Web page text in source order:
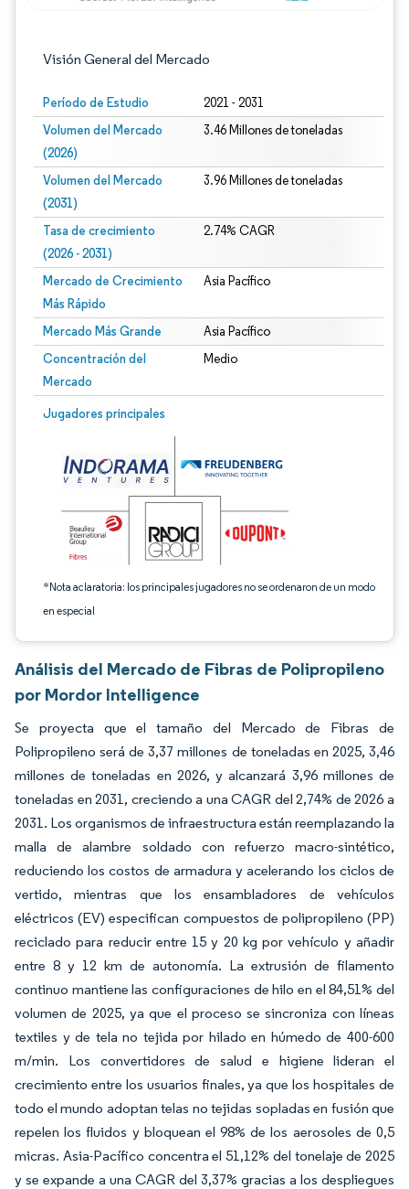
Visión General del Mercado
Período de Estudio 2021 - 2031
Volumen del Mercado
(2026)
3.46 Millones de toneladas
Volumen del Mercado
(2031)
3.96 Millones de toneladas
Tasa de crecimiento
(2026 - 2031)
2.74% CAGR
Mercado de Crecimiento
Más Rápido
Asia Pacífico
Mercado Más Grande Asia Pacífico
Concentración del
Mercado
Medio
Jugadores principales
*Nota aclaratoria: los principales jugadores no se ordenaron de un modo
en especial
Imagen © Mordor Intelligence. El uso requiere atribución según CC BY 4.0.
Análisis del Mercado de Fibras de Polipropileno
por Mordor Intelligence
Se proyecta que el tamaño del Mercado de Fibras de
Polipropileno será de 3,37 millones de toneladas en 2025, 3,46
millones de toneladas en 2026, y alcanzará 3,96 millones de
toneladas en 2031, creciendo a una CAGR del 2,74% de 2026 a
2031. Los organismos de infraestructura están reemplazando la
malla de alambre soldado con refuerzo macro-sintético,
reduciendo los costos de armadura y acelerando los ciclos de
vertido, mientras que los ensambladores de vehículos
eléctricos (EV) especifican compuestos de polipropileno (PP)
reciclado para reducir entre 15 y 20 kg por vehículo y añadir
entre 8 y 12 km de autonomía. La extrusión de filamento
continuo mantiene las configuraciones de hilo en el 84,51% del
volumen de 2025, ya que el proceso se sincroniza con líneas
textiles y de tela no tejida por hilado en húmedo de 400-600
m/min. Los convertidores de salud e higiene lideran el
crecimiento entre los usuarios finales, ya que los hospitales de
todo el mundo adoptan telas no tejidas sopladas en fusión que
repelen los fluidos y bloquean el 98% de los aerosoles de 0,5
micras. Asia-Pacífico concentra el 51,12% del tonelaje de 2025
y se expande a una CAGR del 3,37% gracias a los despliegues